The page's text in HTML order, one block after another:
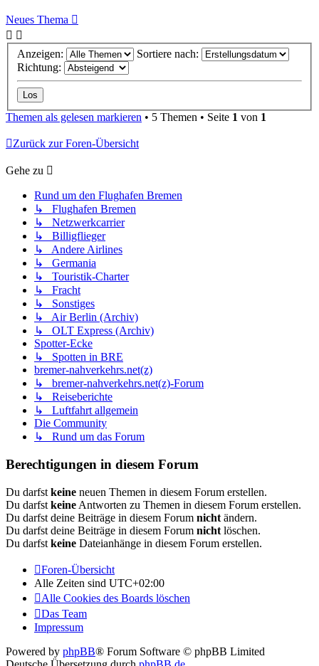
Neues Thema
Anzeigen:
Sortiere nach:
Richtung:
Themen als gelesen markieren • 5 Themen • Seite 1 von 1
Zurück zur Foren-Übersicht
Gehe zu
Rund um den Flughafen Bremen
↳ Flughafen Bremen
↳ Netzwerkcarrier
↳ Billigflieger
↳ Andere Airlines
↳ Germania
↳ Touristik-Charter
↳ Fracht
↳ Sonstiges
↳ Air Berlin (Archiv)
↳ OLT Express (Archiv)
Spotter-Ecke
↳ Spotten in BRE
bremer-nahverkehrs.net(z)
↳ bremer-nahverkehrs.net(z)-Forum
↳ Reiseberichte
↳ Luftfahrt allgemein
Die Community
↳ Rund um das Forum
Berechtigungen in diesem Forum
Du darfst keine neuen Themen in diesem Forum erstellen.
Du darfst keine Antworten zu Themen in diesem Forum erstellen.
Du darfst deine Beiträge in diesem Forum nicht ändern.
Du darfst deine Beiträge in diesem Forum nicht löschen.
Du darfst keine Dateianhänge in diesem Forum erstellen.
Foren-Übersicht
Alle Zeiten sind UTC+02:00
Alle Cookies des Boards löschen
Das Team
Impressum
Powered by phpBB® Forum Software © phpBB Limited